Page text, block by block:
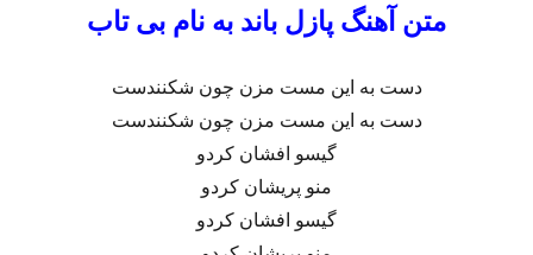
متن آهنگ پازل باند به نام بی تاب
دست به این مست مزن چون شکنندست
دست به این مست مزن چون شکنندست
گیسو افشان کردو
منو پریشان کردو
گیسو افشان کردو